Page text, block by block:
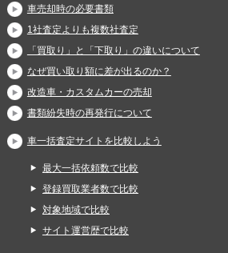
車売却時の必要書類
1社査定よりも複数社査定
「買取り」と「下取り」の違いについて
なぜ買い取り額に差が出るのか？
改造車・カスタムカーの売却
書類紛失時の再発行について
車一括査定サイトを比較しよう
最大一括依頼数で比較
登録買取業者数で比較
対象地域で比較
サイト運営歴で比較